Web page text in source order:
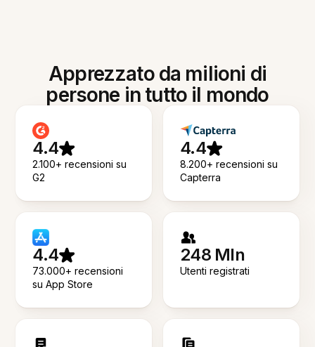
Apprezzato da milioni di
persone in tutto il mondo
4.4
2.100+ recensioni su
G2
4.4
8.200+ recensioni su
Capterra
4.4
73.000+ recensioni
su App Store
248 Mln
Utenti registrati